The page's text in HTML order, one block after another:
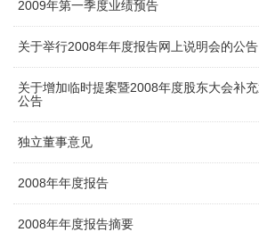
2009年第一季度业绩预告
关于举行2008年年度报告网上说明会的公告
关于增加临时提案暨2008年度股东大会补
公告
独立董事意见
2008年年度报告
2008年年度报告摘要